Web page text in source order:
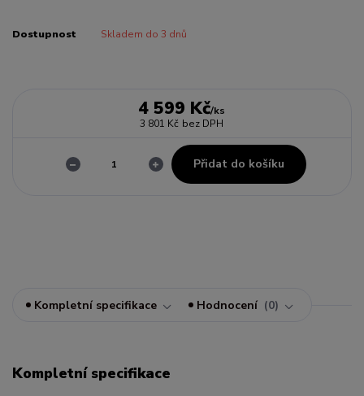
Dostupnost Skladem do 3 dnů
4 599 Kč/ks
3 801 Kč bez DPH
Přidat do košíku
Kompletní specifikace Hodnocení 0
Kompletní specifikace